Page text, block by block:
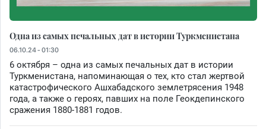
Одна из самых печальных дат в истории Туркменистана
06.10.24 - 01:30
6 октября – одна из самых печальных дат в истории
Туркменистана, напоминающая о тех, кто стал жертвой
катастрофического Ашхабадского землетрясения 1948
года, а также о героях, павших на поле Геокдепинского
сражения 1880-1881 годов.